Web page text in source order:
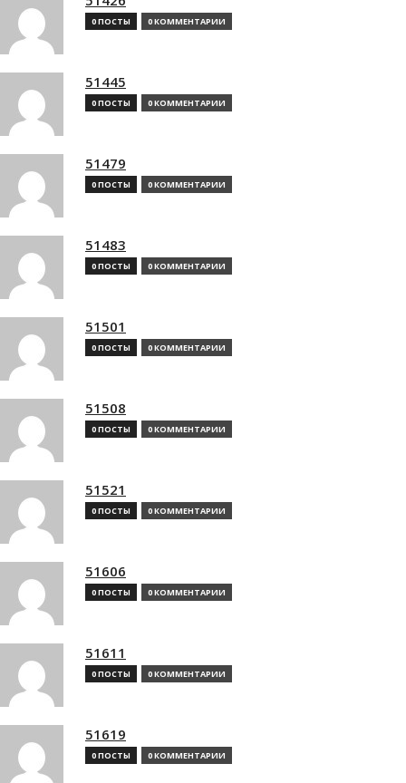
0 ПОСТЫ 0 КОММЕНТАРИИ
51445
0 ПОСТЫ 0 КОММЕНТАРИИ
51479
0 ПОСТЫ 0 КОММЕНТАРИИ
51483
0 ПОСТЫ 0 КОММЕНТАРИИ
51501
0 ПОСТЫ 0 КОММЕНТАРИИ
51508
0 ПОСТЫ 0 КОММЕНТАРИИ
51521
0 ПОСТЫ 0 КОММЕНТАРИИ
51606
0 ПОСТЫ 0 КОММЕНТАРИИ
51611
0 ПОСТЫ 0 КОММЕНТАРИИ
51619
0 ПОСТЫ 0 КОММЕНТАРИИ